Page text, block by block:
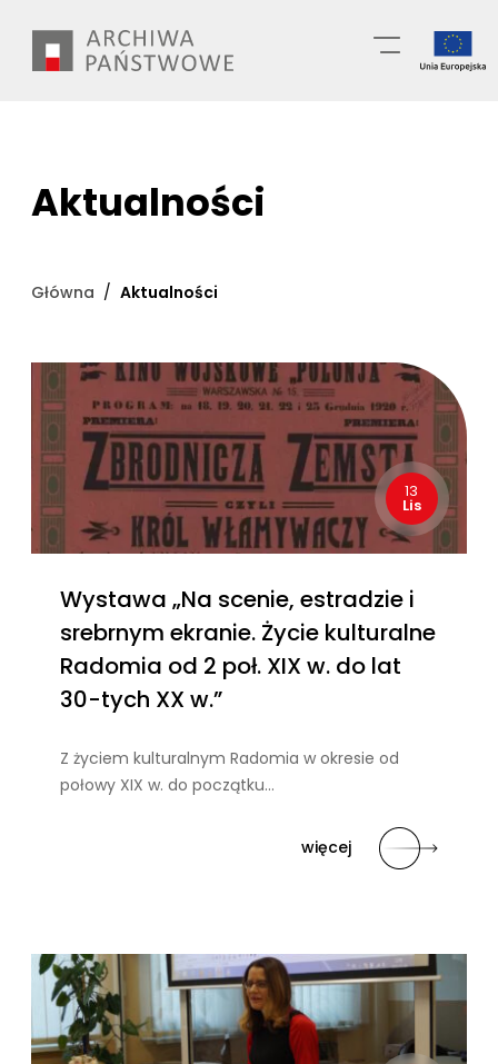
treści
Aktualności
Główna Aktualności
13
Lis
Wystawa „Na scenie, estradzie i
srebrnym ekranie. Życie kulturalne
Radomia od 2 poł. XIX w. do lat
30-tych XX w.”
Z życiem kulturalnym Radomia w okresie od
połowy XIX w. do początku…
więcej